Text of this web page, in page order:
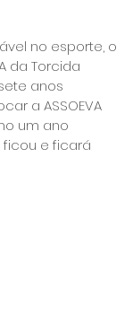
no esporte, o
da Torcida
anos
a ASSOEVA
um ano
ficou e ficará